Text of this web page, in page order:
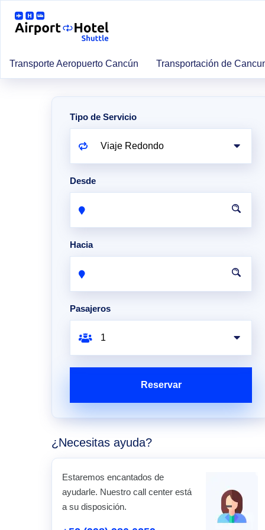
Transporte Aeropuerto Cancún Transportación de
Tipo de Servicio
Desde
Hacia
Pasajeros
Reservar
¿Necesitas ayuda?
Estaremos encantados de
ayudarle. Nuestro call center está
a su disposición.